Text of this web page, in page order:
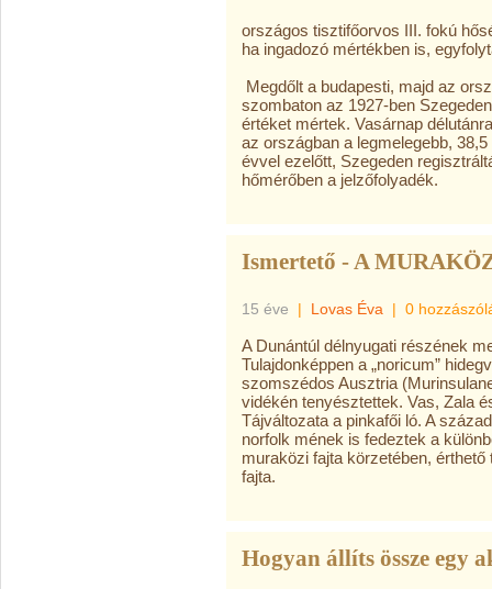
országos tisztifőorvos III. fokú
ha ingadozó mértékben is,
Megdőlt a budapesti, majd az
szombaton az 1927-ben
értéket mértek. Vasárnap
az országban a legmelegebb,
évvel ezelőtt, Szegeden
hőmérőben a jelzőfolyadék.
Ismertető - A
15 éve | Lovas Éva | 0
A Dunántúl délnyugati részének
Tulajdonképpen a „noricum”
szomszédos Ausztria
vidékén tenyésztettek. Vas, Zala
Tájváltozata a pinkafői ló. A
norfolk mének is fedeztek a
muraközi fajta körzetében,
fajta.
Hogyan állíts össze egy